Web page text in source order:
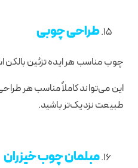
طراحی چوبی
چوب مناسب هر ایده تزئین بالکن
این می‌تواند کاملاً مناسب هر
طبیعت نزدیک‌تر باشید.
مبلمان چوب خیزران